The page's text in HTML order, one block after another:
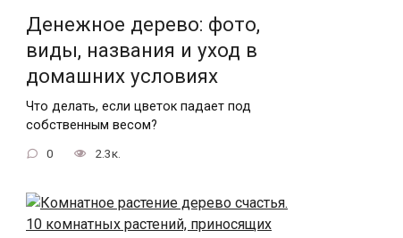
Денежное дерево: фото,
виды, названия и уход в
домашних условиях
Что делать, если цветок падает под
собственным весом?
0 2.3к.